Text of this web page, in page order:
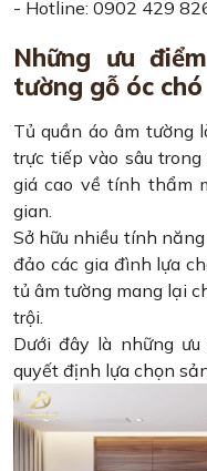
- Hotline: 0902 429
Những ưu
tường gỗ óc chó
Tủ quần áo âm tường
trực tiếp vào sâu
giá cao về tính thẩm
gian.
Sở hữu nhiều tính
đảo các gia đình lựa
tủ âm tường mang lại
trội.
Dưới đây là những
quyết định lựa chọn